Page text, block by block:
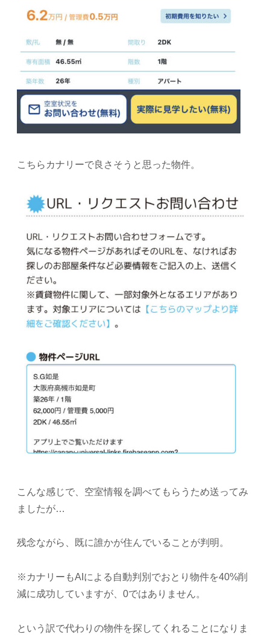
こちらカナリーで良さそうと思った物件。
こんな感じで、空室情報を調べてもらうため送ってみ
ましたが…
残念ながら、既に誰かが住んでいることが判明。
※カナリーもAIによる自動判別でおとり物件を40%削
減に成功していますが、0ではありません。
という訳で代わりの物件を探してくれることになりま